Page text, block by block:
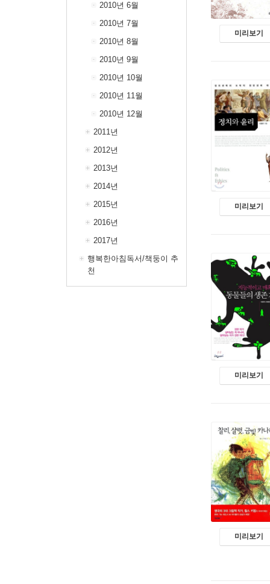
2010년 6월
2010년 7월
2010년 8월
2010년 9월
2010년 10월
2010년 11월
2010년 12월
2011년
2012년
2013년
2014년
2015년
2016년
2017년
행복한아침독서/책둥이 추
천
미리보기
미리보기
미리보기
미리보기